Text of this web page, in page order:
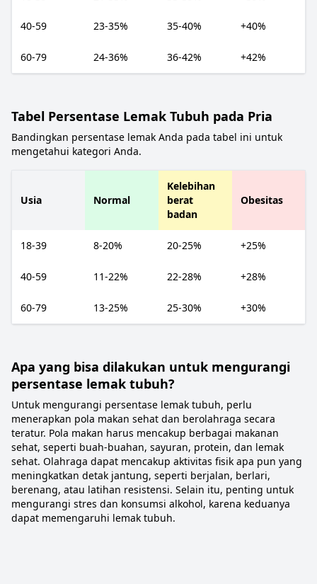
40-59 23-35% 35-40% +40%
60-79 24-36% 36-42% +42%
Tabel Persentase Lemak Tubuh pada Pria
Bandingkan persentase lemak Anda pada tabel ini untuk
mengetahui kategori Anda.
Usia Normal
Kelebihan
berat
badan
Obesitas
18-39 8-20% 20-25% +25%
40-59 11-22% 22-28% +28%
60-79 13-25% 25-30% +30%
Apa yang bisa dilakukan untuk mengurangi
persentase lemak tubuh?
Untuk mengurangi persentase lemak tubuh, perlu
menerapkan pola makan sehat dan berolahraga secara
teratur. Pola makan harus mencakup berbagai makanan
sehat, seperti buah-buahan, sayuran, protein, dan lemak
sehat. Olahraga dapat mencakup aktivitas fisik apa pun yang
meningkatkan detak jantung, seperti berjalan, berlari,
berenang, atau latihan resistensi. Selain itu, penting untuk
mengurangi stres dan konsumsi alkohol, karena keduanya
dapat memengaruhi lemak tubuh.